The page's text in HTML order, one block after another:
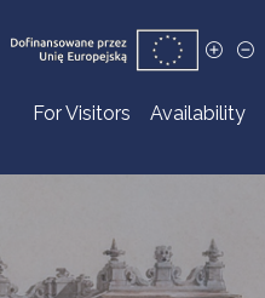
For Visitors Availability